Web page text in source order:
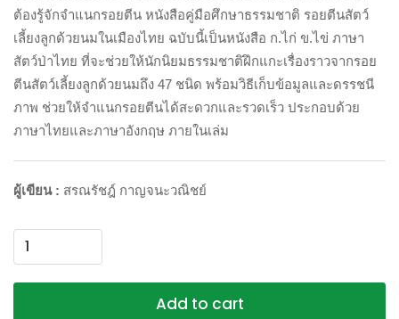
ต้องรู้จักจำแนกรอยตีน หนังสือคู่มือศึกษาธรรมชาติ รอยตีนสัตว์
เลี้ยงลูกด้วยนมในเมืองไทย ฉบับนี้เป็นหนังสือ ก.ไก่ ข.ไข่ ภาษา
สัตว์ป่าไทย ที่จะช่วยให้นักนิยมธรรมชาติฝึกแกะเรื่องราวจากรอย
ตีนสัตว์เลี้ยงลูกด้วยนมถึง 47 ชนิด พร้อมวิธีเก็บข้อมูลและดรรชนี
ภาพ ช่วยให้จำแนกรอยตีนได้สะดวกและรวดเร็ว ประกอบด้วย
ภาษาไทยและภาษาอังกฤษ ภายในเล่ม
ผู้เขียน : สรณรัชฎ์ กาญจนะวณิชย์
Add to cart